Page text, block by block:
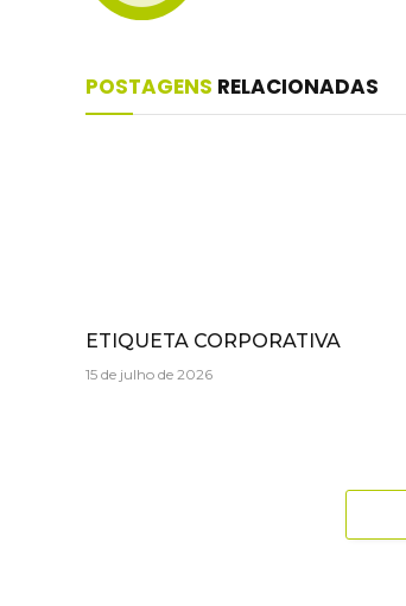
POSTAGENS RELACIONADAS
ETIQUETA CORPORATIVA
15 de julho de 2026